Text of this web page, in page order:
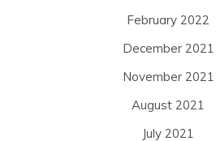
February 2022
December 2021
November 2021
August 2021
July 2021